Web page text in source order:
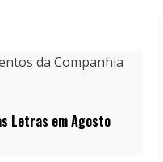
Letras em Agosto